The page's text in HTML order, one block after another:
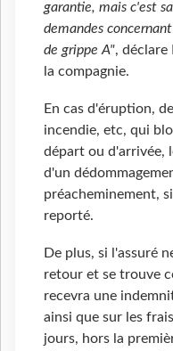
garantie, mais c'est
demandes
de grippe A", déclare
la compagnie.
En cas d'éruption,
incendie, etc, qui
départ ou d'arrivée,
d'un
préacheminement,
reporté.
De plus, si l'assuré
retour et se trouve
recevra une
ainsi que sur les
jours, hors la